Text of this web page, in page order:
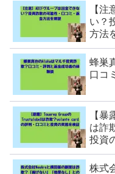
【
い？
方法
蜂巣
口コ
【
は詐
投資
株式